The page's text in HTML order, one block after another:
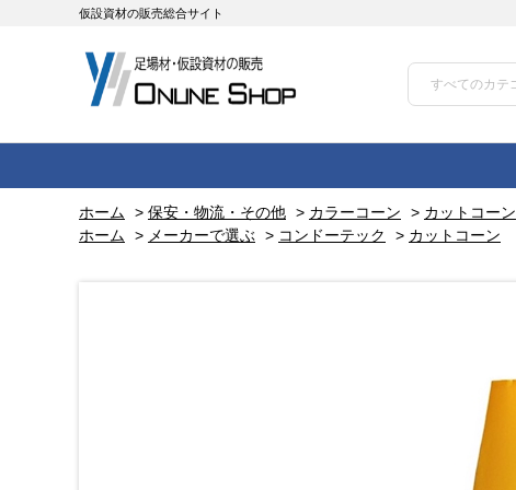
仮設資材の販売総合サイト
ホーム > 保安・物流・その他 > カラーコーン > カットコーン
ホーム
> メーカーで選ぶ > コンドーテック > カットコーン